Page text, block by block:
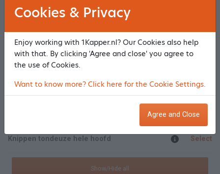
Knippen drogen Select
Wassen knippen drogen Select
Knippen tondeuze hele hoofd Select
Show/Hide all
Cookies & Privacy
Enjoy working with 1Kapper.nl? Our Cookies also help
with that. By clicking 'Agree and close' you agree to
the use of Cookies.
Want to know more? Click here for the Cookie Settings.
Agree and Close